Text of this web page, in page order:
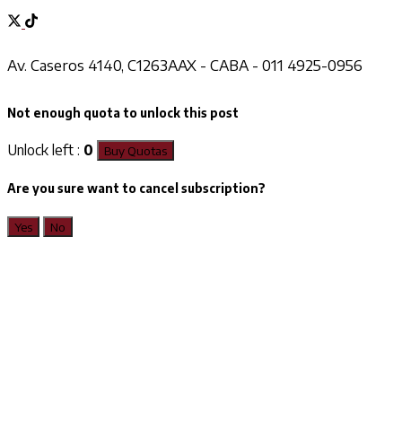
Av. Caseros 4140, C1263AAX - CABA - 011 4925-0956
Not enough quota to unlock this post
Unlock left : 0 Buy Quotas
Are you sure want to cancel subscription?
Yes No